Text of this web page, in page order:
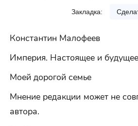
Закладка:
Константин Малофеев
Империя. Настоящее и
Моей дорогой семье
Мнение редакции может не
автора.